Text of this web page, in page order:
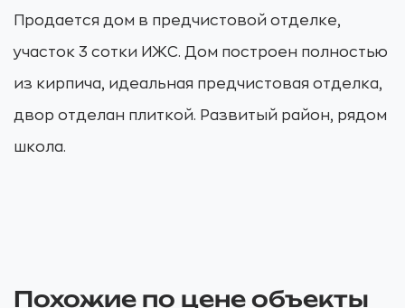
Продается дом в предчистовой отделке,
участок 3 сотки ИЖС. Дом построен полностью
из кирпича, идеальная предчистовая отделка,
двор отделан плиткой. Развитый район, рядом
школа.
Похожие по цене объекты